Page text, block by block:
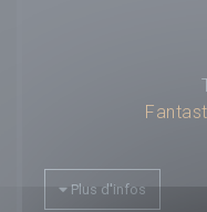
Plus d'infos